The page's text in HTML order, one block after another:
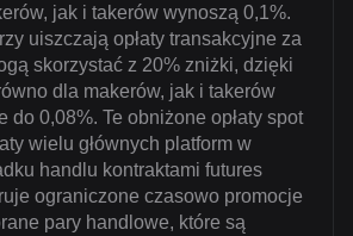
jak i takerów wynoszą 0,1%.
uiszczają opłaty transakcyjne za
skorzystać z 20% zniżki, dzięki
dla makerów, jak i takerów
do 0,08%. Te obniżone opłaty spot
wielu głównych platform w
handlu kontraktami futures
ograniczone czasowo promocje
pary handlowe, które są